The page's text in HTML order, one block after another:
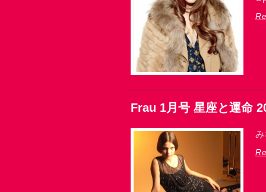
Frau 1月号 星座と運命